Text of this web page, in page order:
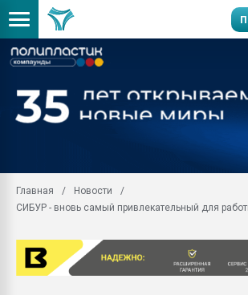
Главная
Новости
СИБУР - вновь самый привлекательный для